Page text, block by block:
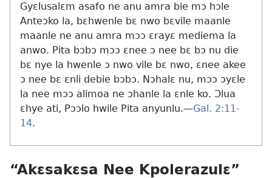
Gyɛlusalɛm asafo ne anu amra bie mɔ hɔle
Anteɔko la, bɛhwenle bɛ nwo bɛvile maanle
maanle ne anu amra mɔɔ ɛrayɛ mediema la
anwo. Pita bɔbɔ mɔɔ ɛnee ɔ nee bɛ bɔ nu die
bɛ nye la hwenle ɔ nwo vile bɛ nwo, ɛnee akee
ɔ nee bɛ ɛnli debie bɔbɔ. Nɔhalɛ nu, mɔɔ ɔyɛle
la nee mɔɔ alimoa ne ɔhanle la ɛnle ko. Ɔlua
ɛhye ati, Pɔɔlo hwile Pita anyunlu.​—Gal. 2:11-
14.
“Akɛsakɛsa Nee Kpolerazulɛ”